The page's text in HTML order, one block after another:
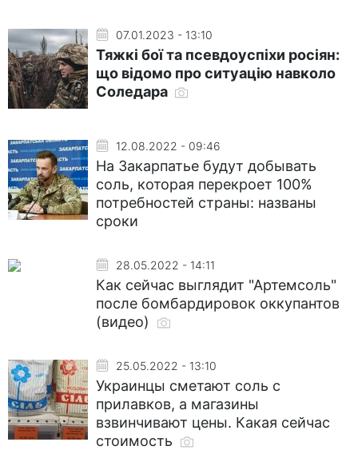
07.01.2023 - 13:10
Тяжкі бої та псевдоуспіхи росіян:
що відомо про ситуацію навколо
Соледара
12.08.2022 - 09:46
На Закарпатье будут добывать
соль, которая перекроет 100%
потребностей страны: названы
сроки
28.05.2022 - 14:11
Как сейчас выглядит "Артемсоль"
после бомбардировок оккупантов
(видео)
25.05.2022 - 13:10
Украинцы сметают соль с
прилавков, а магазины
взвинчивают цены. Какая сейчас
стоимость